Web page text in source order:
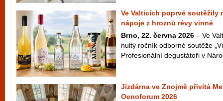
Ve Valticích poprvé soutěžily
nápoje z hroznů révy vinné
Brno, 22. června 2026 – Ve
nultý ročník odborné soutěže
Profesionální degustátoři v
Jízdárna ve Znojmě přivítá
Oenoforum 2026